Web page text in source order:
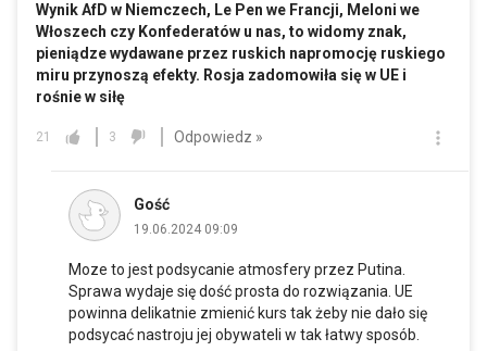
Wynik AfD w Niemczech, Le Pen we Francji, Meloni we
Włoszech czy Konfederatów u nas, to widomy znak,
pieniądze wydawane przez ruskich napromocję ruskiego
miru przynoszą efekty. Rosja zadomowiła się w UE i
rośnie w siłę
21 3 Odpowiedz »
Gość
19.06.2024 09:09
Moze to jest podsycanie atmosfery przez Putina.
Sprawa wydaje się dość prosta do rozwiązania. UE
powinna delikatnie zmienić kurs tak żeby nie dało się
podsycać nastroju jej obywateli w tak łatwy sposób.